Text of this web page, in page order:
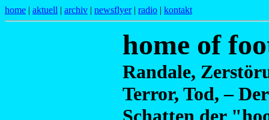
home | aktuell | archiv | newsflyer| radio | kontakt
home of
Randale,
Terror, Tod, –